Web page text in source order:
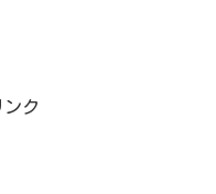
ンク